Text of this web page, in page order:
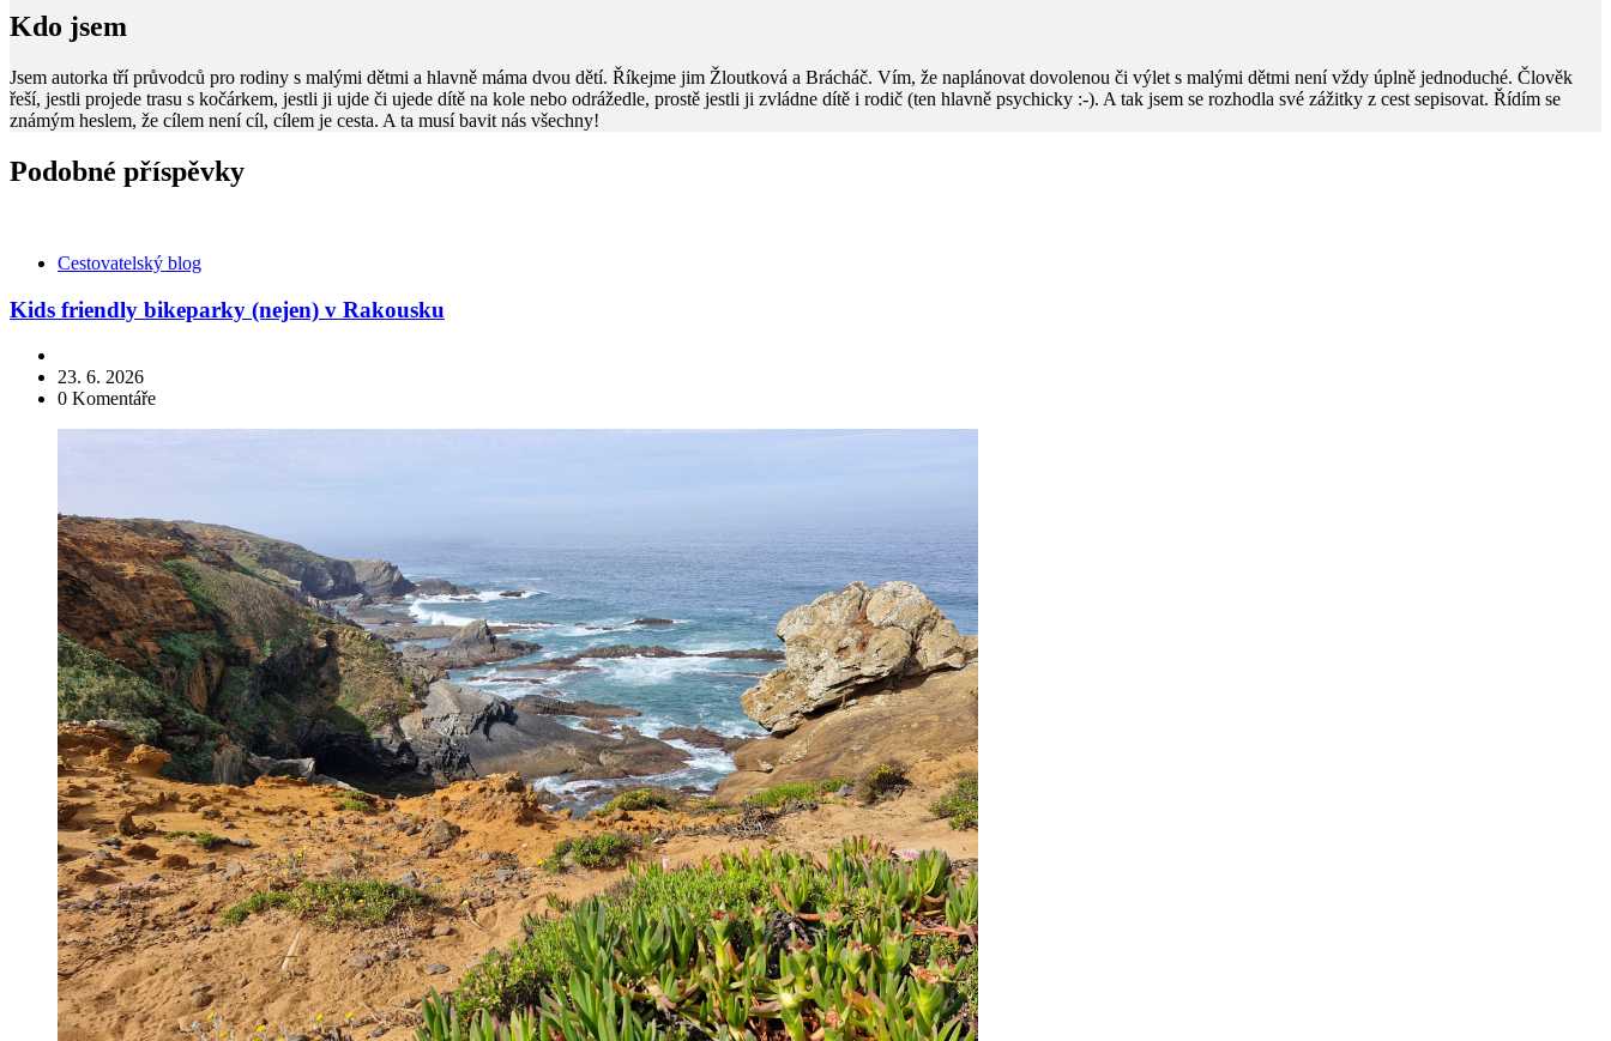
Kdo jsem
Jsem autorka tří průvodců pro rodiny s malými dětmi a hlavně máma dvou dětí. Říkejme jim Žloutková a Brácháč. Vím, že naplánovat dovolenou či výlet s malými dětmi není vždy úplně jednoduché. Člověk
řeší, jestli projede trasu s kočárkem, jestli ji ujde či ujede dítě na kole nebo odrážedle, prostě jestli ji zvládne dítě i rodič (ten hlavně psychicky :-). A tak jsem se rozhodla své zážitky z cest sepisovat. Řídím se
známým heslem, že cílem není cíl, cílem je cesta. A ta musí bavit nás všechny!
Podobné příspěvky
KategorieCestovatelský blog
Kids friendly bikeparky (nejen) v Rakousku
23. 6. 2026
0 Komentáře